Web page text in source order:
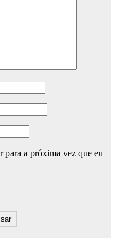
para a próxima vez que eu